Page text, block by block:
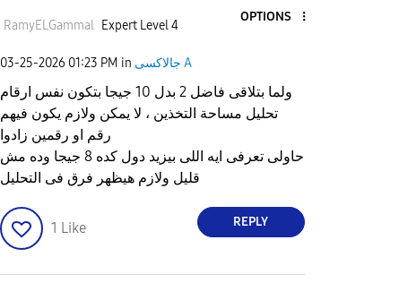
RamyELGammal Expert Level 4
OPTIONS
‎03-25-2026 01:23 PM in جالاكسى A
ولما بتلاقى فاضل 2 بدل 10 جيجا بتكون نفس ارقام
تحليل مساحة التخذين ، لا يمكن ولازم يكون فيهم
رقم او رقمين زادوا
حاولى تعرفى ايه اللى بيزيد دول كده 8 جيجا وده مش
قليل ولازم هيظهر فرق فى التحليل
1 Like REPLY